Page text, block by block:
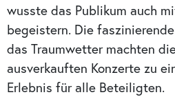
wusste das Publikum auch
begeistern. Die
das Traumwetter machten
ausverkauften Konzerte zu
Erlebnis für alle Beteiligten.